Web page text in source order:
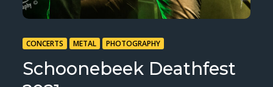
CONCERTS METAL PHOTOGRAPHY
Schoonebeek Deathfest